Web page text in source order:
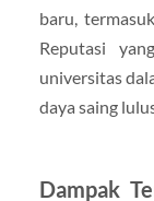
baru,
Reputasi
universitas
daya saing
Dampak